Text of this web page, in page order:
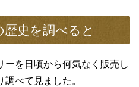
史を調べると
ーを日頃から何気なく販売し
べて見ました。